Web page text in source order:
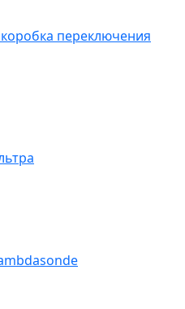
переключения